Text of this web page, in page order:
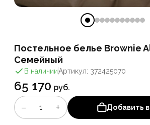
Постельное белье Brownie
Семейный
В наличииАртикул: 372425070
65 170 руб.
− 1 + Добавить